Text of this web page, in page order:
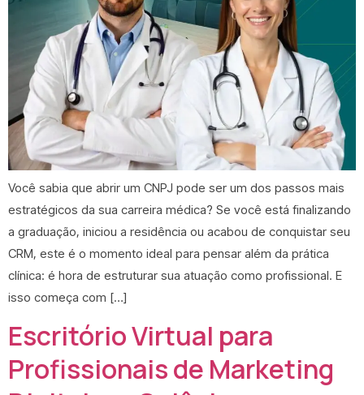
Você sabia que abrir um CNPJ pode ser um dos passos mais
estratégicos da sua carreira médica? Se você está finalizando
a graduação, iniciou a residência ou acabou de conquistar seu
CRM, este é o momento ideal para pensar além da prática
clínica: é hora de estruturar sua atuação como profissional. E
isso começa com […]
Escritório Virtual para
Profissionais de Marketing